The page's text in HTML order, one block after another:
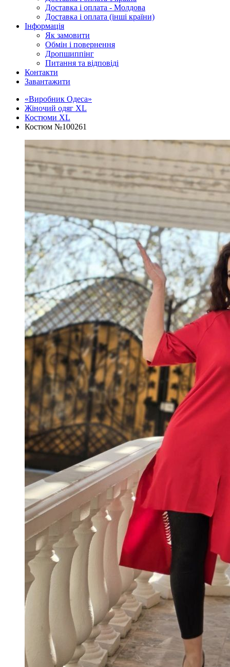
Доставка і оплата - Молдова
Доставка і оплата (інші країни)
Інформація
Як замовити
Обмін і повернення
Дропшиппінг
Питання та відповіді
Контакти
Завантажити
«Виробник Одеса»
Жіночий одяг XL
Костюми XL
Костюм №100261